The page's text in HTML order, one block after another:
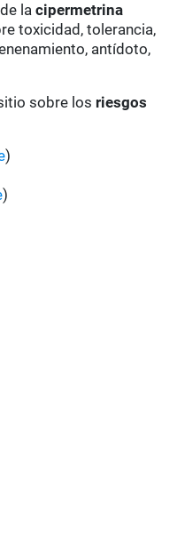
de lacipermetrina
toxicidad, tolerancia,
antídoto,
sobre los riesgos
)
)